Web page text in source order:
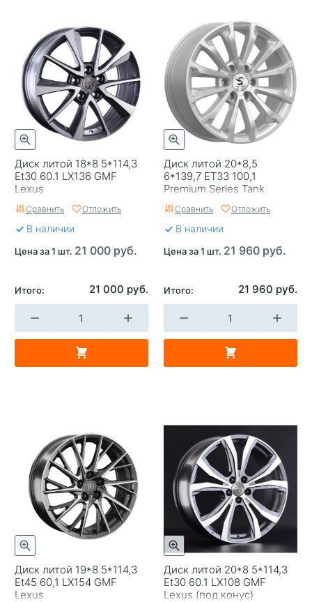
Гарантия
1 год
Цвет
Серый с полировкой
Категория
Легковые
Страна изготовителя
Китай
Replica
0
Завод изготовитель
Replay
Диск литой 18*8 5*114,3
Et30 60.1 LX136 GMF
Lexus
Сравнить Отложить
В наличии
Цена за 1 шт. 21 000 руб.
Итого: 21 000 руб.
Диск литой 20*8,5
6*139,7 ET33 100,1
Premium Series Tank
(KP006) Elite Silver КиК
Сравнить Отложить
В наличии
Цена за 1 шт. 21 960 руб.
Итого: 21 960 руб.
Диск литой 19*8 5*114,3
Et45 60,1 LX154 GMF
Lexus
Диск литой 20*8 5*114,3
Et30 60.1 LX108 GMF
Lexus (под конус)